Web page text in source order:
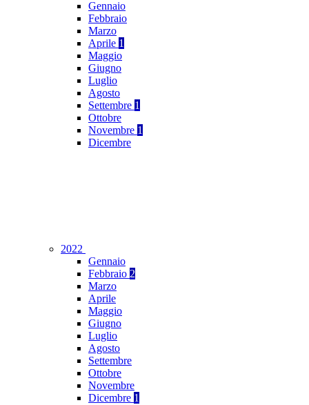
Gennaio
Febbraio
Marzo
Aprile 1
Maggio
Giugno
Luglio
Agosto
Settembre 1
Ottobre
Novembre 1
Dicembre
2022
Gennaio
Febbraio 2
Marzo
Aprile
Maggio
Giugno
Luglio
Agosto
Settembre
Ottobre
Novembre
Dicembre 1